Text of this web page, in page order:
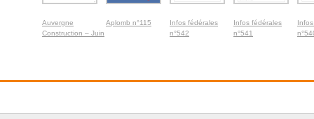
Auvergne
Construction – Juin
Aplomb n°115
Infos fédérales
n°542
Infos fédérales
n°541